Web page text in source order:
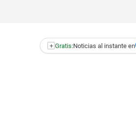
+ Gratis:Noticias al instante en